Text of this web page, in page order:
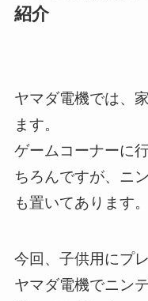
紹介
ヤマダ電機では、
ます。
ゲームコーナーに
ちろんですが、ニ
も置いてあります。
今回、子供用にプ
ヤマダ電機でニン